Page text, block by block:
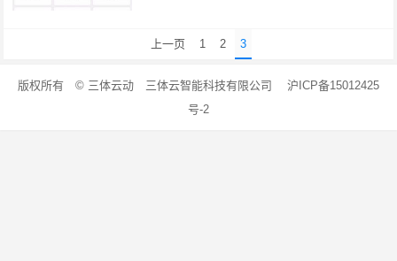
导
上一页 1 2 3
版权所有 © 三体云动 三体云智能科技有限公司 沪ICP备15012425
号-2